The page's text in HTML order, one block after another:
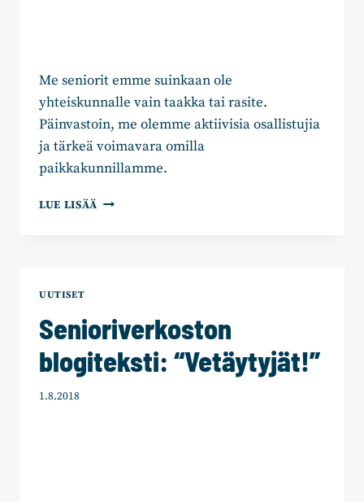
Me seniorit emme suinkaan ole
yhteiskunnalle vain taakka tai rasite.
Päinvastoin, me olemme aktiivisia osallistujia
ja tärkeä voimavara omilla
paikkakunnillamme.
LUE LISÄÄ SENIORIT
UUTISET
Senioriverkoston
blogiteksti: “Vetäytyjät!”
1.8.2018